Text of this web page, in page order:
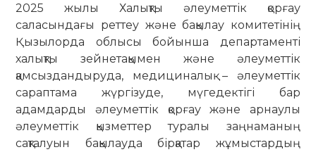
2025 жылы Халықты әлеуметтік қорғау
саласындағы реттеу және бақылау комитетінің
Қызылорда облысы бойынша департаменті
халықты зейнетақымен және әлеуметтік
қамсыздандыруда, медициналық – әлеуметтік
сараптама жүргізуде, мүгедектігі бар
адамдарды әлеуметтік қорғау және арнаулы
әлеуметтік қызметтер туралы заңнаманың
сақталуын бақылауда бірқатар жұмыстардың